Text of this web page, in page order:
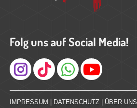
Folg uns auf Social Media!
Instagram
IMPRESSUM DATENSCHUTZ ÜBER UNS